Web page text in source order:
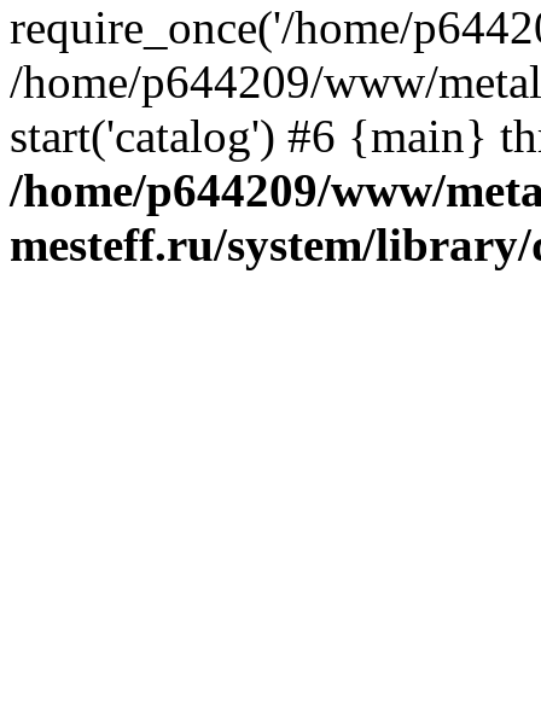
require_once('/home/
/home/p644209/www/
start('catalog') #6 {main}
/home/p644209/www/
mesteff.ru/system/